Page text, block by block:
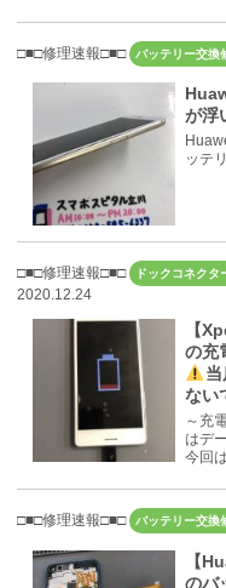
□■□修理速報□■□ バッテリー交換
が浮
ッテ
□■□修理速報□■□ ドックコネクタ
2020.12.24
【
の充
ない
～充
はデ
今回
□■□修理速報□■□ バッテリー交換
【
のバ